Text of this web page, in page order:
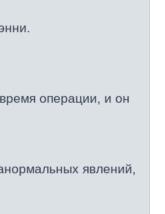
операции, и он
явлений,